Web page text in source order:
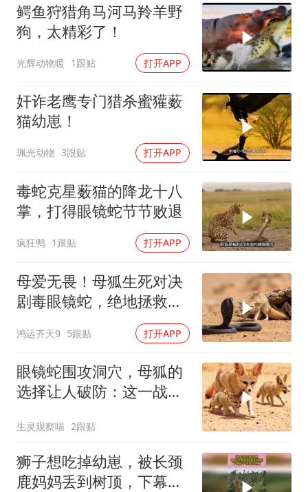
胡彦斌获《歌手2026》歌王
秋天的第一杯奶茶到底有多火
夯实基础开新局
鳄鱼狩猎角马河马羚羊野
狗，太精彩了！
光辉动物暖 1跟贴 打开APP
奸诈老鹰专门猎杀蜜獾薮
猫幼崽！
珮光动物 3跟贴 打开APP
毒蛇克星薮猫的降龙十八
掌，打得眼镜蛇节节败退
疯狂鸭 1跟贴 打开APP
母爱无畏！母狐生死对决
剧毒眼镜蛇，绝地拯救幼
鸿运齐天9 5跟贴 打开APP
眼镜蛇围攻洞穴，母狐的
选择让人破防：这一战，
生灵观察喵 2跟贴
狮子想吃掉幼崽，被长颈
鹿妈妈丢到树顶，下幕狮